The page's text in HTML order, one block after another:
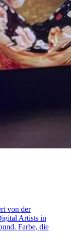
von der
Artists in
Farbe, die